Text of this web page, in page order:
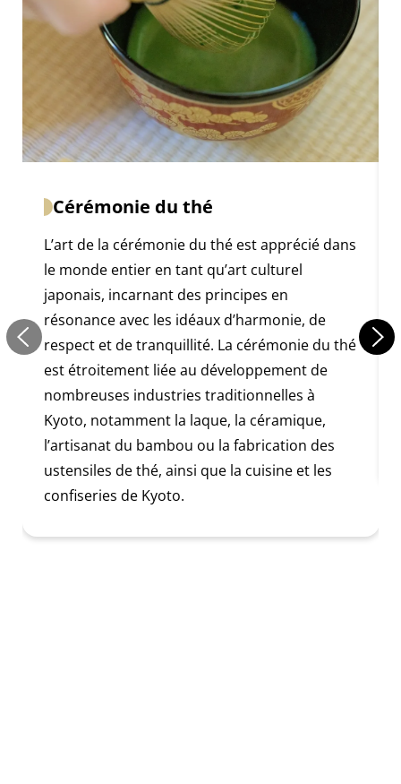
Cérémonie du thé
L’art de la cérémonie du thé est apprécié dans
le monde entier en tant qu’art culturel
japonais, incarnant des principes en
résonance avec les idéaux d’harmonie, de
respect et de tranquillité. La cérémonie du thé
est étroitement liée au développement de
nombreuses industries traditionnelles à
Kyoto, notamment la laque, la céramique,
l’artisanat du bambou ou la fabrication des
ustensiles de thé, ainsi que la cuisine et les
confiseries de Kyoto.